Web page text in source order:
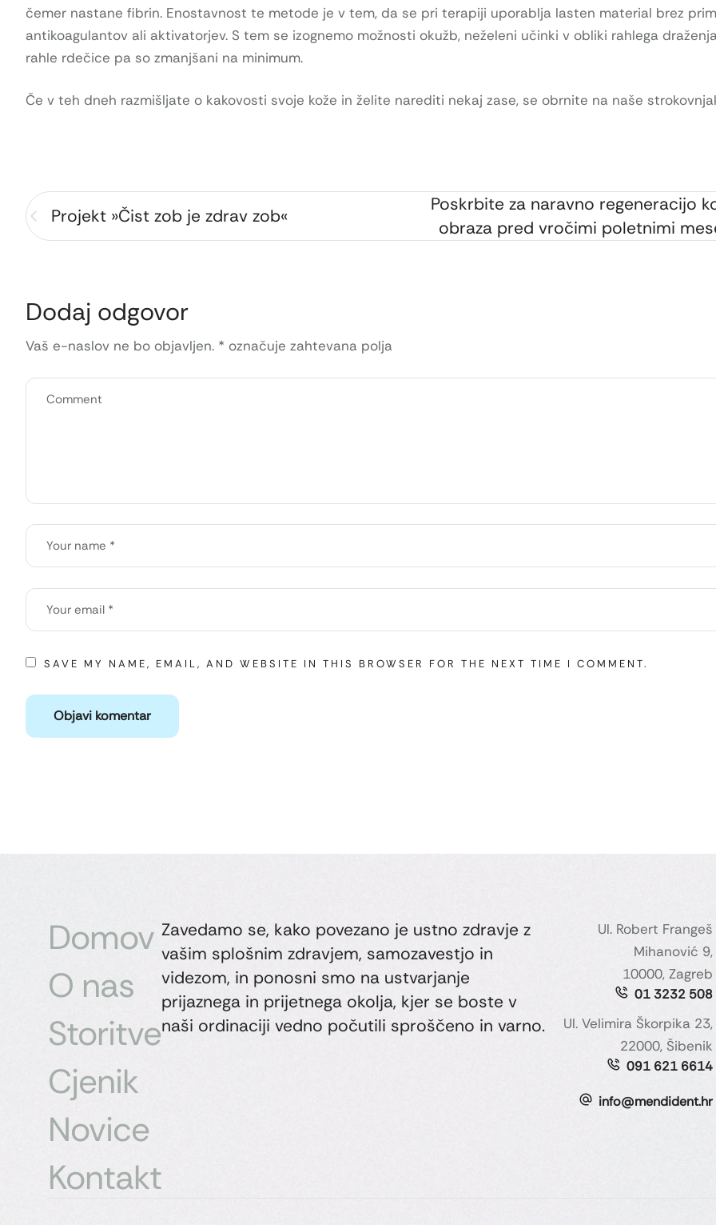
čemer nastane fibrin. Enostavnost te metode je v tem, da se pri terapiji uporablja lasten material brez
antikoagulantov ali aktivatorjev. S tem se izognemo možnosti okužb, neželeni učinki v obliki rahlega
rahle rdečice pa so zmanjšani na minimum.
Če v teh dneh razmišljate o kakovosti svoje kože in želite narediti nekaj zase, se obrnite na naše
Projekt »Čist zob je zdrav zob«
Poskrbite za naravno regeneracijo
obraza pred vročimi poletnimi
Dodaj odgovor
Vaš e-naslov ne bo objavljen. * označuje zahtevana polja
SAVE MY NAME, EMAIL, AND WEBSITE IN THIS BROWSER FOR THE NEXT TIME I COMMENT.
Domov
O nas
Storitve
Cjenik
Novice
Kontakt
Zavedamo se, kako povezano je ustno zdravje z
vašim splošnim zdravjem, samozavestjo in
videzom, in ponosni smo na ustvarjanje
prijaznega in prijetnega okolja, kjer se boste v
naši ordinaciji vedno počutili sproščeno in varno.
Ul. Robert Frangeš
Mihanović 9,
10000, Zagreb
01 3232 508
Ul. Velimira Škorpika 23,
22000, Šibenik
091 621 6614
info@mendident.hr